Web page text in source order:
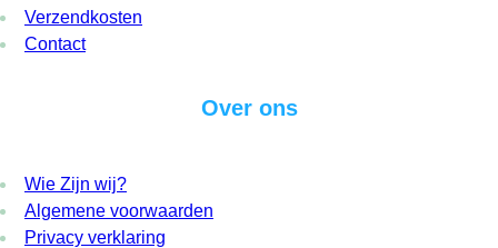
Verzendkosten
Contact
Over ons
Wie Zijn wij?
Algemene voorwaarden
Privacy verklaring